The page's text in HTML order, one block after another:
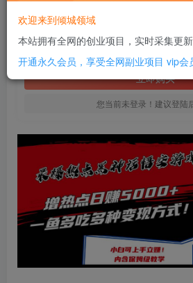
SVIP全站会员 免费
立即购买
您当前未登录！建议登陆
欢迎来到倾城领域
本站拥有全网的创业项目，实时采集更
开通永久会员，享受全网副业项目 vip会